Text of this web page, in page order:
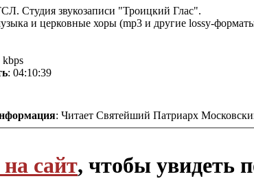
Студия звукозаписи "Троицкий Глас".
и церковные хоры (mp3 и другие lossy-
kbps
: 04:10:39
: Читает Святейший Патриарх
сайт, чтобы увидеть